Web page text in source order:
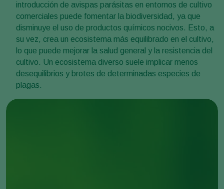
introducción de avispas parásitas en entornos de cultivo
comerciales puede fomentar la biodiversidad, ya que
disminuye el uso de productos químicos nocivos. Esto, a
su vez, crea un ecosistema más equilibrado en el cultivo,
lo que puede mejorar la salud general y la resistencia del
cultivo. Un ecosistema diverso suele implicar menos
desequilibrios y brotes de determinadas especies de
plagas.